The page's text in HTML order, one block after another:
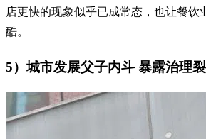
店更快的现象似乎已成常态，也让餐饮
酷。
5）城市发展父子内斗 暴露治理